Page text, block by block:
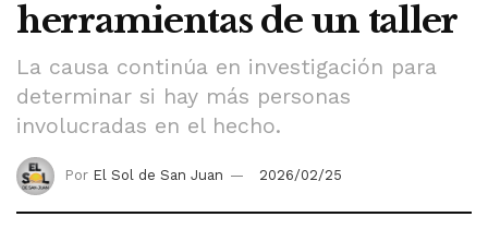
herramientas de un taller
La causa continúa en investigación para
determinar si hay más personas
involucradas en el hecho.
Por El Sol de San Juan 2026/02/25